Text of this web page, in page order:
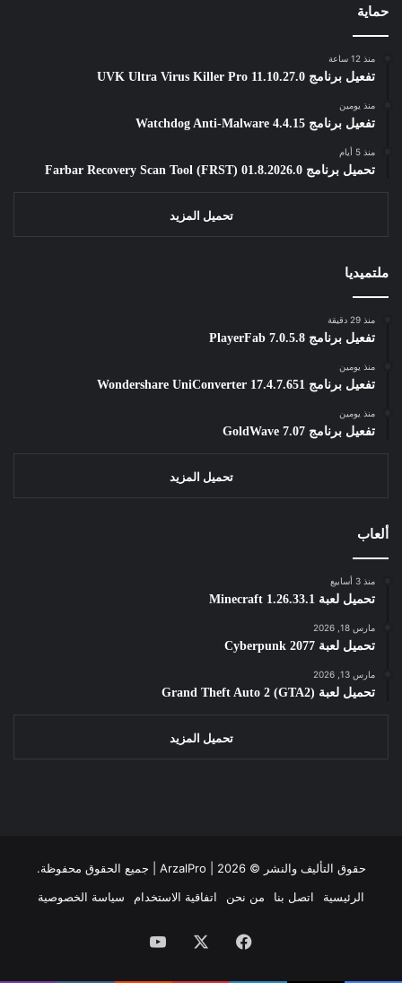
حماية
منذ 12 ساعة
تفعيل برنامج UVK Ultra Virus Killer Pro 11.10.27.0
منذ يومين
تفعيل برنامج Watchdog Anti-Malware 4.4.15
منذ 5 أيام
تحميل برنامج Farbar Recovery Scan Tool (FRST) 01.8.2026.0
تحميل المزيد
ملتميديا
منذ 29 دقيقة
تفعيل برنامج PlayerFab 7.0.5.8
منذ يومين
تفعيل برنامج Wondershare UniConverter 17.4.7.651
منذ يومين
تفعيل برنامج GoldWave 7.07
تحميل المزيد
ألعاب
منذ 3 أسابيع
تحميل لعبة Minecraft 1.26.33.1
مارس 18, 2026
تحميل لعبة Cyberpunk 2077
مارس 13, 2026
تحميل لعبة Grand Theft Auto 2 (GTA2)
تحميل المزيد
حقوق التأليف والنشر © ArzalPro | 2026 | جميع الحقوق محفوظة.
الرئيسية
اتصل بنا من نحن اتفاقية الاستخدام سياسة الخصوصية
فيسبوك ‫YouTube